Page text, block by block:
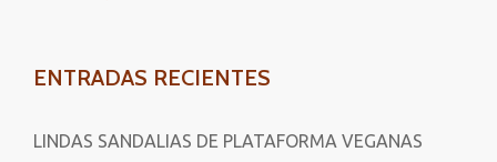
ENTRADAS RECIENTES
LINDAS SANDALIAS DE PLATAFORMA VEGANAS